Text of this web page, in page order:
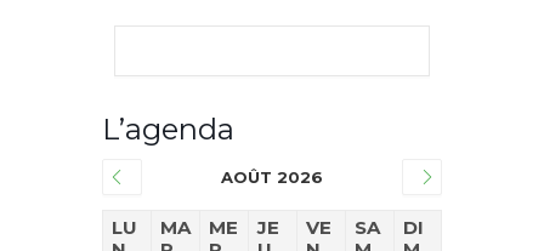
L’agenda
AOÛT 2026
LU
MA
ME
JE
VE
SA
DI